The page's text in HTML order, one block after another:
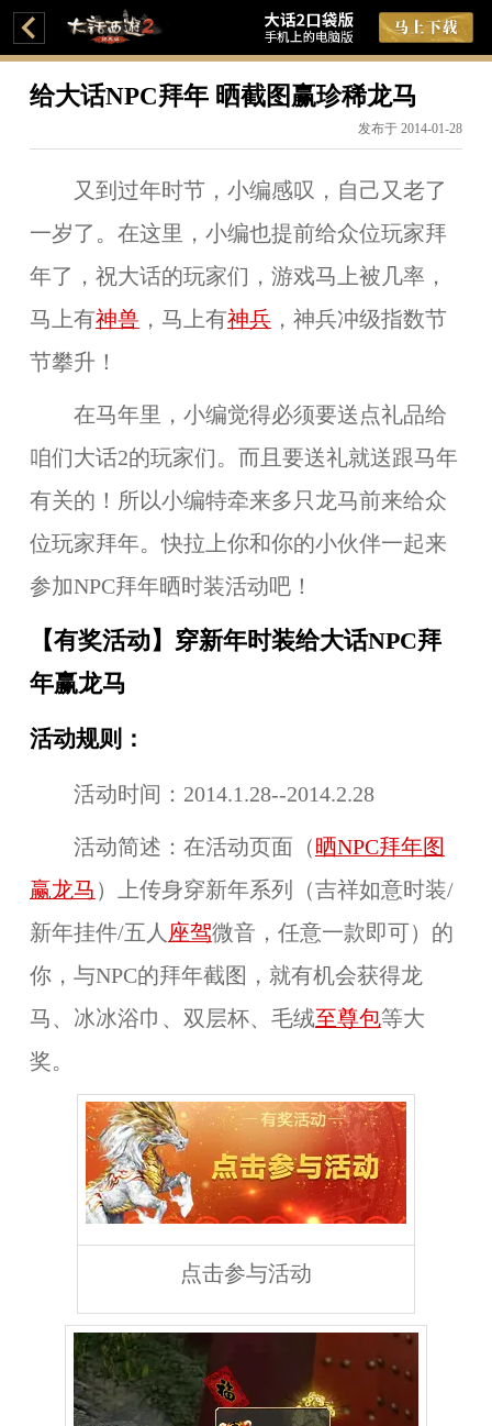
给大话NPC拜年 晒截图赢珍稀龙马
发布于 2014-01-28
又到过年时节，小编感叹，自己又老了
一岁了。在这里，小编也提前给众位玩家拜
年了，祝大话的玩家们，游戏马上被几率，
马上有神兽 ，马上有神兵，神兵冲级指数节
节攀升！
在马年里，小编觉得必须要送点礼品给
咱们大话2的玩家们。而且要送礼就送跟马年
有关的！所以小编特牵来多只龙马前来给众
位玩家拜年。快拉上你和你的小伙伴一起来
参加NPC拜年晒时装活动吧！
【有奖活动】穿新年时装给大话NPC拜
年赢龙马
活动规则：
活动时间： 2014.1.28--2014.2.28
活动简述： 在活动页面（晒NPC拜年图
赢龙马 ）上传身穿新年系列（吉祥如意时装/
新年挂件/五人座驾微音，任意一款即可）的
你，与NPC的拜年截图，就有机会获得龙
马、冰冰浴巾、双层杯、毛绒至尊包等大
奖。
点击参与活动